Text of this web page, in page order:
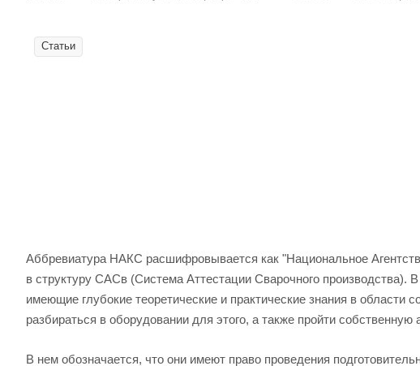
Статьи
Аббревиатура НАКС расшифровывается как "Национальное
в структуру САСв (Система Аттестации Сварочного производства).
имеющие глубокие теоретические и практические знания в
разбираться в оборудовании для этого, а также пройти
В нем обозначается, что они имеют право проведения